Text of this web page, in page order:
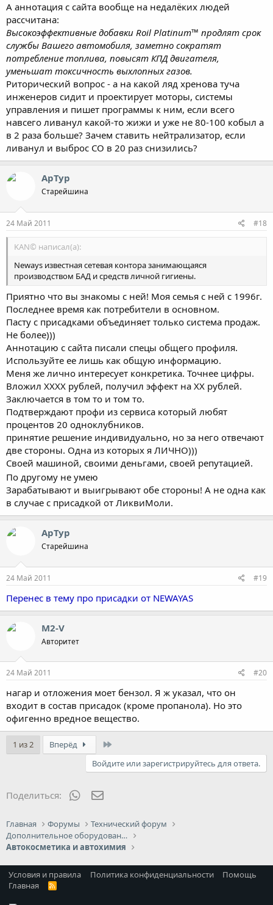
А аннотация с сайта вообще на недалёких людей
рассчитана:
Высокоэффективные добавки Roil Platinum™ продлят срок
службы Вашего автомобиля, заметно сократят
потребление топлива, повысят КПД двигателя,
уменьшат токсичность выхлопных газов.
Риторический вопрос - а на какой ляд хренова туча
инженеров сидит и проектирует моторы, системы
управления и пишет программы к ним, если всего
навсего ливанул какой-то жижи и уже не 80-100 кобыл а
в 2 раза больше? Зачем ставить нейтрализатор, если
ливанул и выброс СО в 20 раз снизились?
АрТур
Старейшина
24 Май 2011 #18
KAN© написал(а):
Neways известная сетевая контора занимающаяся
производством БАД и средств личной гигиены.
Приятно что вы знакомы с ней! Моя семья с ней с 1996г.
Последнее время как потребители в основном.
Пасту с присадками объединяет только система продаж.
Не более)))
Аннотацию с сайта писали спецы общего профиля.
Используйте ее лишь как общую информацию.
Меня же лично интересует конкретика. Точнее цифры.
Вложил ХХХХ рублей, получил эффект на ХХ рублей.
Заключается в том то и том то.
Подтверждают профи из сервиса который любят
процентов 20 одноклубников.
принятие решение индивидуально, но за него отвечают
две стороны. Одна из которых я ЛИЧНО)))
Своей машиной, своими деньгами, своей репутацией.
По другому не умею
Зарабатывают и выигрывают обе стороны! А не одна как
в случае с присадкой от ЛиквиМоли.
АрТур
Старейшина
24 Май 2011 #19
Перенес в тему про присадки от NEWAYAS
M2-V
Авторитет
24 Май 2011 #20
нагар и отложения моет бензол. Я ж указал, что он
входит в состав присадок (кроме пропанола). Но это
офигенно вредное вещество.
1 из 2 Вперёд
Войдите или зарегистрируйтесь для ответа.
Поделиться: WhatsApp
Главная Форумы
Технический форум
Дополнительное оборудование
Автокосметика и автохимия
Условия и правила Политика конфиденциальности
Помощь
Главная
R